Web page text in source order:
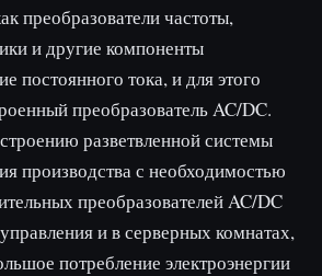
преобразователи частоты,
и другие компоненты
постоянного тока, и для этого
преобразователь AC/DC.
разветвленной системы
производства с необходимостью
преобразователей AC/DC
и в серверных комнатах,
потребление электроэнергии